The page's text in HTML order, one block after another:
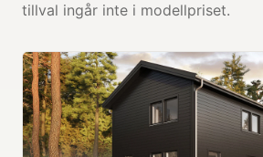
tillval ingår inte i modellpriset.